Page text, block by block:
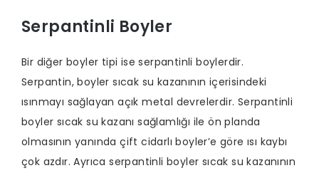
Serpantinli Boyler
Bir diğer boyler tipi ise serpantinli boylerdir.
Serpantin, boyler sıcak su kazanının içerisindeki
ısınmayı sağlayan açık metal devrelerdir. Serpantinli
boyler sıcak su kazanı sağlamlığı ile ön planda
olmasının yanında çift cidarlı boyler’e göre ısı kaybı
çok azdır. Ayrıca serpantinli boyler sıcak su kazanının